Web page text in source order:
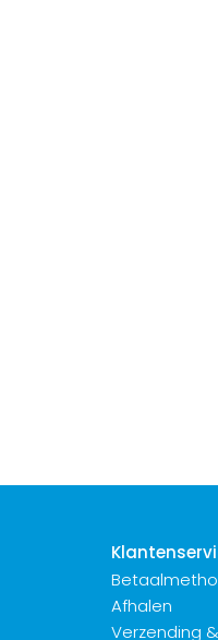
Afhalen
Verzending